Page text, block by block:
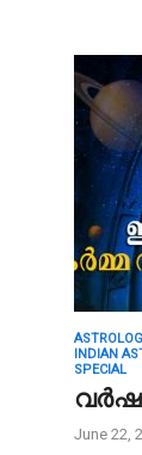
INDIAN
SPECIAL
June 22,